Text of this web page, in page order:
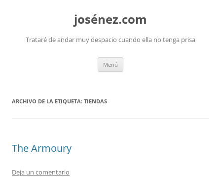
josénez.com
Trataré de andar muy despacio cuando ella no tenga prisa
Menú
ARCHIVO DE LA ETIQUETA: TIENDAS
The Armoury
Deja un comentario